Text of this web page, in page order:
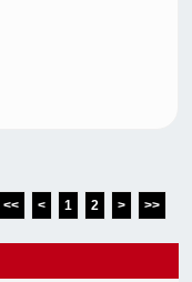
<<
< 1 2 > >>